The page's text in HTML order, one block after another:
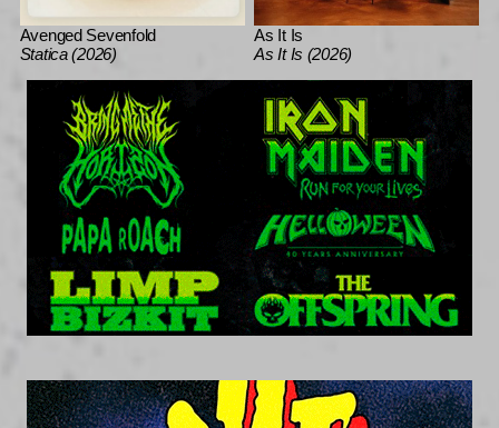
Avenged Sevenfold
Statica (2026)
As It Is
As It Is (2026)